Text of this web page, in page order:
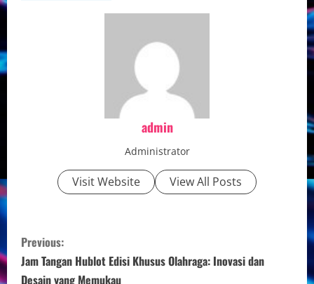
admin
Administrator
Visit Website View All Posts
C
o
Previous:
Jam Tangan Hublot Edisi Khusus Olahraga: Inovasi dan
Desain yang Memukau